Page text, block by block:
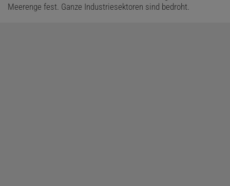
Meerenge fest. Ganze Industriesektoren sind bedroht.